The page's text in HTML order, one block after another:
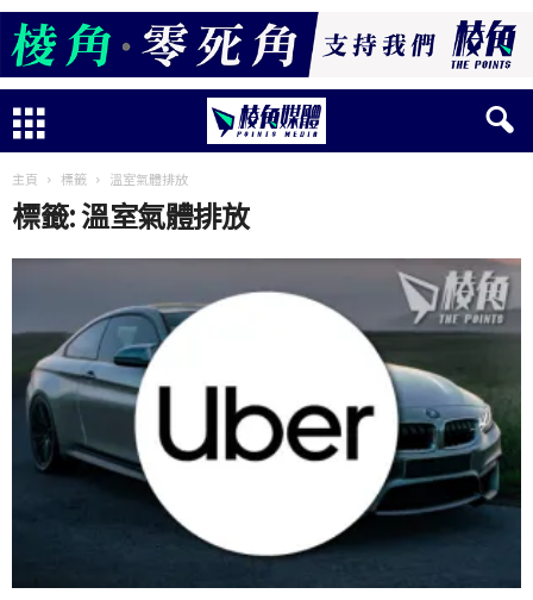
主頁 標籤 溫室氣體排放
標籤: 溫室氣體排放